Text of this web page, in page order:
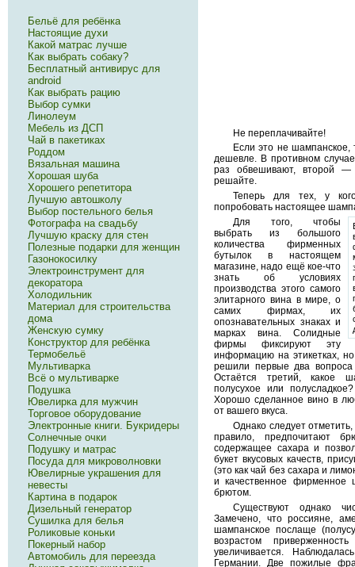
Не переплачивайте!
Если это не
дешевле. В противном
раз обвешивают, второй
решайте.
Теперь для тех, у
попробовать настоящее
Для того, чтобы
выбрать из большого
количества фирменных
бутылок в настоящем
магазине, надо ещё кое-что
знать об условиях
производства этого самого
элитарного вина в мире, о
самих фирмах, их
опознавательных знаках и
марках вина. Солидные
фирмы фиксируют эту
информацию на этикетках,
решили первые два
Остаётся третий, какое
полусухое или
Хорошо сделанное вино в
от вашего вкуса.
Однако следует
правило, предпочитают
содержащее сахара и
букет вкусовых качеств,
(это как чай без сахара и
и качественное фирменное
брютом.
Существуют однако
Замечено, что россияне,
шампанское послаще
возрастом
увеличивается.
Германии. Две пожилые
Бельё для ребёнка
Настоящие духи
Какой матрас лучше
Как выбрать собаку?
Бесплатный антивирус для
android
Как выбрать рацию
Выбор сумки
Линолеум
Мебель из ДСП
Чай в пакетиках
Роддом
Вязальная машина
Хорошая шуба
Хорошего репетитора
Лучшую автошколу
Выбор постельного белья
Фотографа на свадьбу
Лучшую краску для стен
Полезные подарки для женщин
Газонокосилку
Электроинструмент для
декоратора
Холодильник
Материал для строительства
дома
Женскую сумку
Конструктор для ребёнка
Термобельё
Мультиварка
Всё о мультиварке
Подушка
Ювелирка для мужчин
Торговое оборудование
Электронные книги. Букридеры
Солнечные очки
Подушку и матрас
Посуда для микроволновки
Ювелирные украшения для
невесты
Картина в подарок
Дизельный генератор
Сушилка для белья
Роликовые коньки
Покерный набор
Автомобиль для переезда